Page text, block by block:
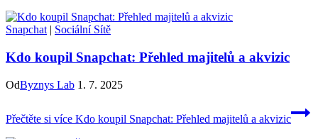
Snapchat | Sociální Sítě
Kdo koupil Snapchat: Přehled majitelů a akvizic
OdByznys Lab 1. 7. 2025
Přečtěte si více Kdo koupil Snapchat: Přehled majitelů a akvizic